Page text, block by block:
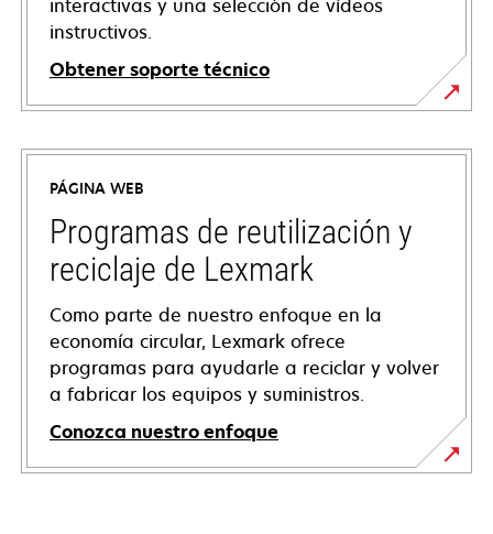
interactivas y una selección de vídeos
instructivos.
Obtener soporte técnico
se
abre
una
pestaña
nueva
PÁGINA WEB
Programas de reutilización y
reciclaje de Lexmark
Como parte de nuestro enfoque en la
economía circular, Lexmark ofrece
programas para ayudarle a reciclar y volver
a fabricar los equipos y suministros.
Conozca nuestro enfoque